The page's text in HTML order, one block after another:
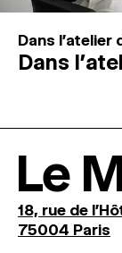
Dans l'atelier
Dans
Le
18, rue de
75004 Paris